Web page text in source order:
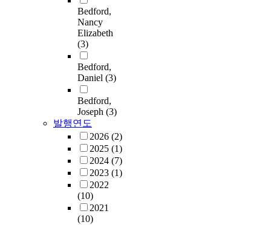
Bedford,
Nancy
Elizabeth
(3)
Bedford,
Daniel (3)
Bedford,
Joseph (3)
발행연도
2026 (2)
2025 (1)
2024 (7)
2023 (1)
2022
(10)
2021
(10)